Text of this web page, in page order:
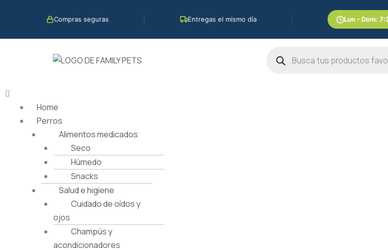
Compras seguras Entregas el mismo día Lun - Dom:
productos
Menú
Home
Perros
Alimentos medicados
Seco
Húmedo
Snacks
Salud e higiene
Cuidado de oídos y
ojos
Champús y
acondicionadores